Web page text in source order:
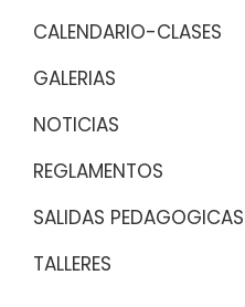
CALENDARIO-CLASES
GALERIAS
NOTICIAS
REGLAMENTOS
SALIDAS PEDAGOGICAS
TALLERES